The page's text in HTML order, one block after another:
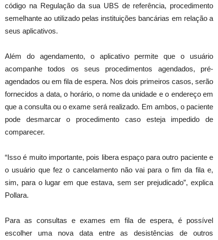
código na Regulação da sua UBS de referência, procedimento
semelhante ao utilizado pelas instituições bancárias em relação a
seus aplicativos.
Além do agendamento, o aplicativo permite que o usuário
acompanhe todos os seus procedimentos agendados, pré-
agendados ou em fila de espera. Nos dois primeiros casos, serão
fornecidos a data, o horário, o nome da unidade e o endereço em
que a consulta ou o exame será realizado. Em ambos, o paciente
pode desmarcar o procedimento caso esteja impedido de
comparecer.
“Isso é muito importante, pois libera espaço para outro paciente e
o usuário que fez o cancelamento não vai para o fim da fila e,
sim, para o lugar em que estava, sem ser prejudicado”, explica
Pollara.
Para as consultas e exames em fila de espera, é possível
escolher uma nova data entre as desistências de outros